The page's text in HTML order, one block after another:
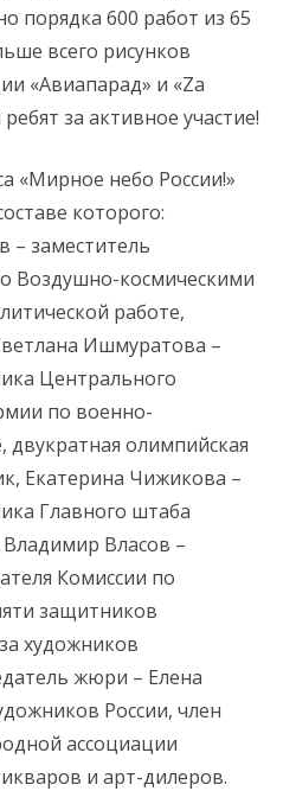
порядка 600 работ из 65
всего рисунков
«Авиапарад» и «Zа
за активное участие!
«Мирное небо России!»
которого:
– заместитель
Воздушно-космическими
работе,
Ишмуратова –
Центрального
по военно-
двукратная олимпийская
Екатерина Чижикова –
Главного штаба
Власов –
Комиссии по
защитников
художников
жюри – Елена
России, член
ассоциации
и арт-дилеров.